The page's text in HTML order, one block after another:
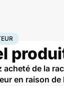
acheté de la
en raison de